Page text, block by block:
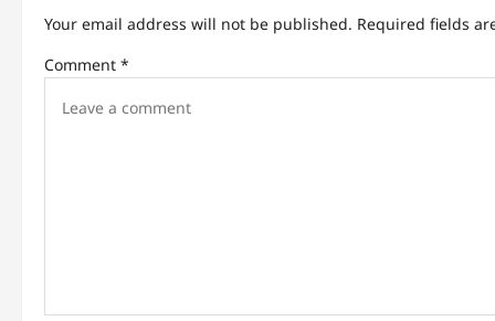
i
Your email address will not be published. Required fields
Comment *